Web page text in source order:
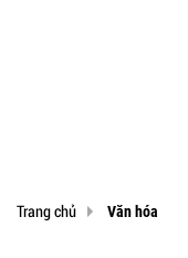
Trang chủ Văn hóa